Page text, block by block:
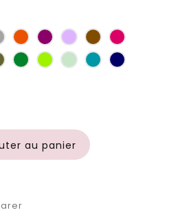
Gris
clair
OrangePruneLilasMarronFuchsia
Kaki Vert
bouteille
Anis
Vert
d'eau
Turquoise
Marine
au panier